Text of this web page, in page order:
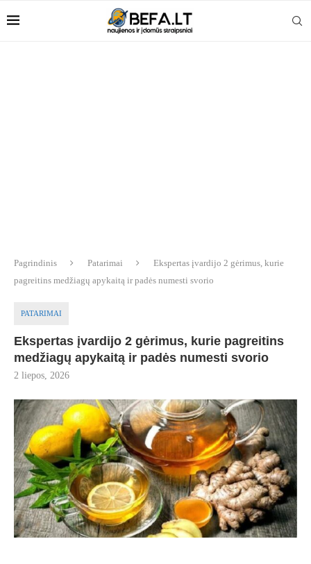
Pagrindinis Patarimai
Ekspertas įvardijo 2 gėrimus, kurie
pagreitins medžiagų apykaitą ir padės numesti svorio
PATARIMAI
Ekspertas įvardijo 2 gėrimus, kurie pagreitins
medžiagų apykaitą ir padės numesti svorio
2 liepos, 2026